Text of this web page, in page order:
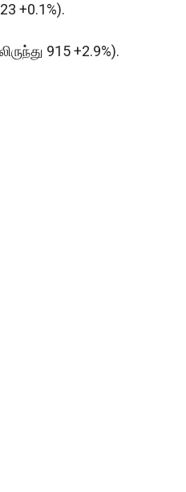
+0.1%).
915 +2.9%).